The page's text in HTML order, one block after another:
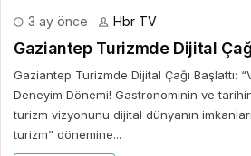
3 ay önce Hbr TV
Gaziantep Turizmde Dijital
Gaziantep Turizmde Dijital Çağı Başlattı:
Deneyim Dönemi! Gastronominin ve
turizm vizyonunu dijital dünyanın
turizm” dönemine...